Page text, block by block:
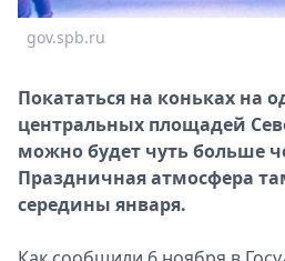
Спецпроекты
2026
Скачай
Metro
gov.spb.ru
Покататься на коньках на
центральных площадей
можно будет чуть больше
Праздничная атмосфера
середины января.